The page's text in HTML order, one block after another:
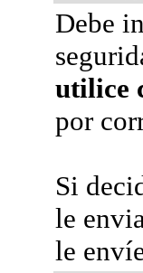
Debe
utilice
por
Si
le
le